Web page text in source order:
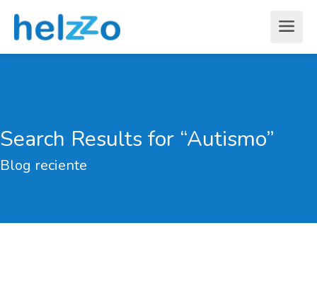
Search Results for “Autismo”
Blog reciente